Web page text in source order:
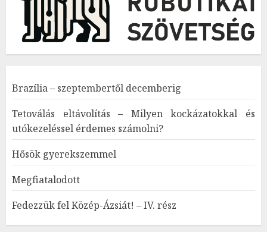
Brazília – szeptembertől decemberig
Tetoválás eltávolítás – Milyen kockázatokkal és
utókezeléssel érdemes számolni?
Hősök gyerekszemmel
Megfiatalodott
Fedezzük fel Közép-Ázsiát! – IV. rész